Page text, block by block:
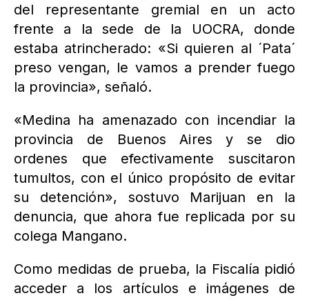
del representante gremial en un acto
frente a la sede de la UOCRA, donde
estaba atrincherado: «Si quieren al ´Pata´
preso vengan, le vamos a prender fuego
la provincia», señaló.
«Medina ha amenazado con incendiar la
provincia de Buenos Aires y se dio
ordenes que efectivamente suscitaron
tumultos, con el único propósito de evitar
su detención», sostuvo Marijuan en la
denuncia, que ahora fue replicada por su
colega Mangano.
Como medidas de prueba, la Fiscalía pidió
acceder a los artículos e imágenes de